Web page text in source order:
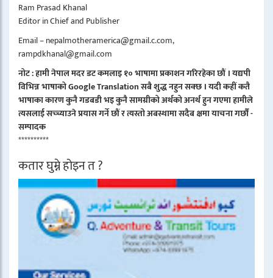
Ram Prasad Khanal
Editor in Chief and Publisher
Email – nepalmotheramerica@gmail.c.com,
rampdkhanal@gmail.com
नोट : हामी नेपाल मदर डट कमलाइ १० भाषामा प्रकाशन गरिरहेका छौं । यद्यपी
विभिन्न भाषाको Google Translation सबै शुद्ध नहुन सक्छ । यदी कहीं कतै
भाषाका कारण कुनै गडबडी भइ कुनै सामग्रीको अर्थको अनर्थ हुन गएमा हामीले
त्यसलाई सच्च्याउने प्रयास गर्ने छौं र त्यस्तो अबस्थामा सदैब क्षमा याचना गर्छौं -
सम्पादक
**********
कतार घुम्ने होइन त ?